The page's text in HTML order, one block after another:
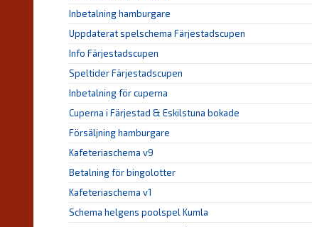
Inbetalning hamburgare
Uppdaterat spelschema Färjestadscupen
Info Färjestadscupen
Speltider Färjestadscupen
Inbetalning för cuperna
Cuperna i Färjestad & Eskilstuna bokade
Försäljning hamburgare
Kafeteriaschema v9
Betalning för bingolotter
Kafeteriaschema v1
Schema helgens poolspel Kumla